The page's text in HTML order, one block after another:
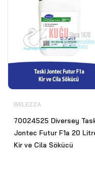
BELEZZA
70024525 Diversey
Jontec Futur F1a 20
Kir ve Cila Sökücü